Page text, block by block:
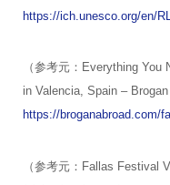
https://ich.unesco.org/en/
（参考元：Everything
in Valencia, Spain – Brogan
https://broganabroad.com/
（参考元：Fallas Festival